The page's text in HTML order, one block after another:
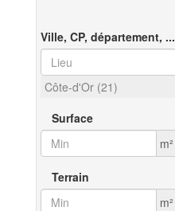
Ville, CP, département, ...
Côte-d'Or (21)
Surface
m²
Terrain
m²